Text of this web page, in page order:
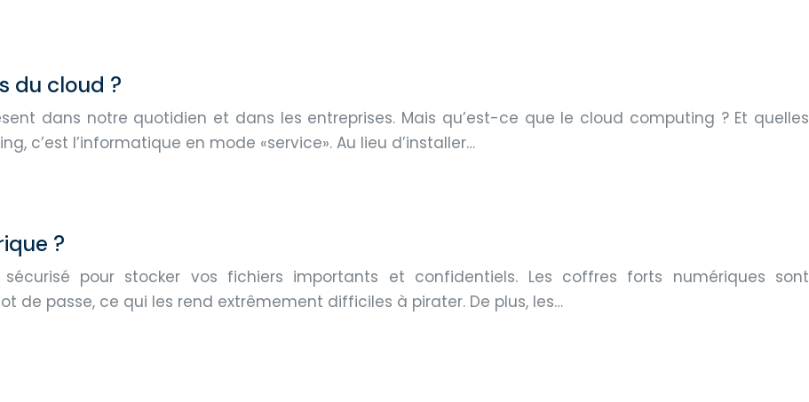
du cloud ?
dans notre quotidien et dans les entreprises. Mais qu’est-ce que le cloud computing ? Et quelles
c’est l’informatique en mode «service». Au lieu d’installer…
?
pour stocker vos fichiers importants et confidentiels. Les coffres forts numériques sont
de passe, ce qui les rend extrêmement difficiles à pirater. De plus, les…